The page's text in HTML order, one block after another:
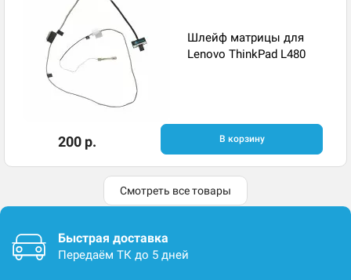
Шлейф матрицы для
Lenovo ThinkPad L480
200 р. В корзину
Смотреть все товары
Быстрая доставка
Передаём ТК до 5 дней